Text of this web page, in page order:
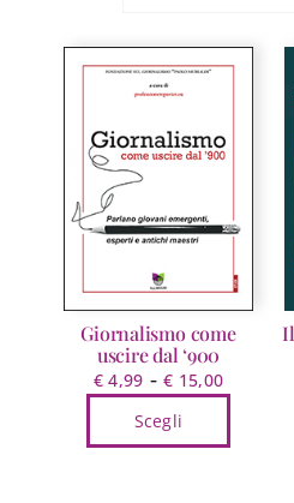
Giornalismo come
uscire dal ‘900
€ 4,99 - € 15,00Fascia
Scegli